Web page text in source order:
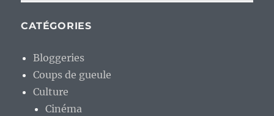
CATÉGORIES
Bloggeries
Coups de gueule
Culture
Cinéma